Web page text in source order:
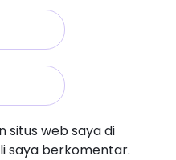
situs web saya di
saya berkomentar.